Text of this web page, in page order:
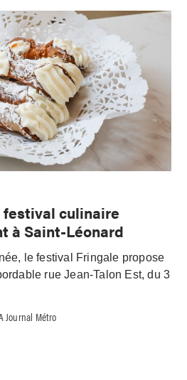
festival culinaire
à Saint-Léonard
le festival Fringale propose
rue Jean-Talon Est, du 3
Journal Métro